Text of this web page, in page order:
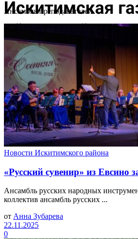
Ансамбль преподавателей
Новости Искитимского района
«Русский сувенир» из Евсино
Ансамбль русских народных
коллектив ансамбль русских ...
от Анна Зубарева
22.11.2025
0